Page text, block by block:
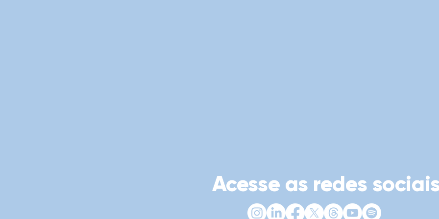
Acesse as redes